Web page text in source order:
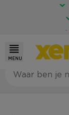
MENU